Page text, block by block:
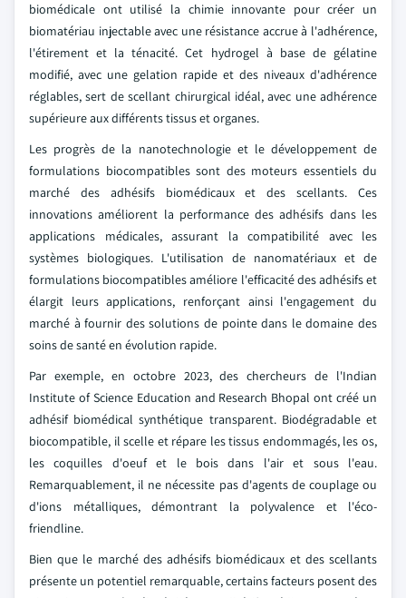
biomédicale ont utilisé la chimie innovante pour créer un
biomatériau injectable avec une résistance accrue à l'adhérence,
l'étirement et la ténacité. Cet hydrogel à base de gélatine
modifié, avec une gelation rapide et des niveaux d'adhérence
réglables, sert de scellant chirurgical idéal, avec une adhérence
supérieure aux différents tissus et organes.
Les progrès de la nanotechnologie et le développement de
formulations biocompatibles sont des moteurs essentiels du
marché des adhésifs biomédicaux et des scellants. Ces
innovations améliorent la performance des adhésifs dans les
applications médicales, assurant la compatibilité avec les
systèmes biologiques. L'utilisation de nanomatériaux et de
formulations biocompatibles améliore l'efficacité des adhésifs et
élargit leurs applications, renforçant ainsi l'engagement du
marché à fournir des solutions de pointe dans le domaine des
soins de santé en évolution rapide.
Par exemple, en octobre 2023, des chercheurs de l'Indian
Institute of Science Education and Research Bhopal ont créé un
adhésif biomédical synthétique transparent. Biodégradable et
biocompatible, il scelle et répare les tissus endommagés, les os,
les coquilles d'oeuf et le bois dans l'air et sous l'eau.
Remarquablement, il ne nécessite pas d'agents de couplage ou
d'ions métalliques, démontrant la polyvalence et l'éco-
friendline.
Bien que le marché des adhésifs biomédicaux et des scellants
présente un potentiel remarquable, certains facteurs posent des